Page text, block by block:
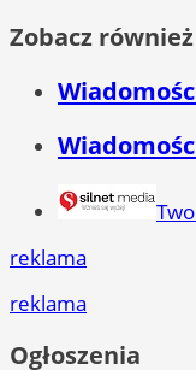
Zobacz również
reklama
reklama
Ogłoszenia